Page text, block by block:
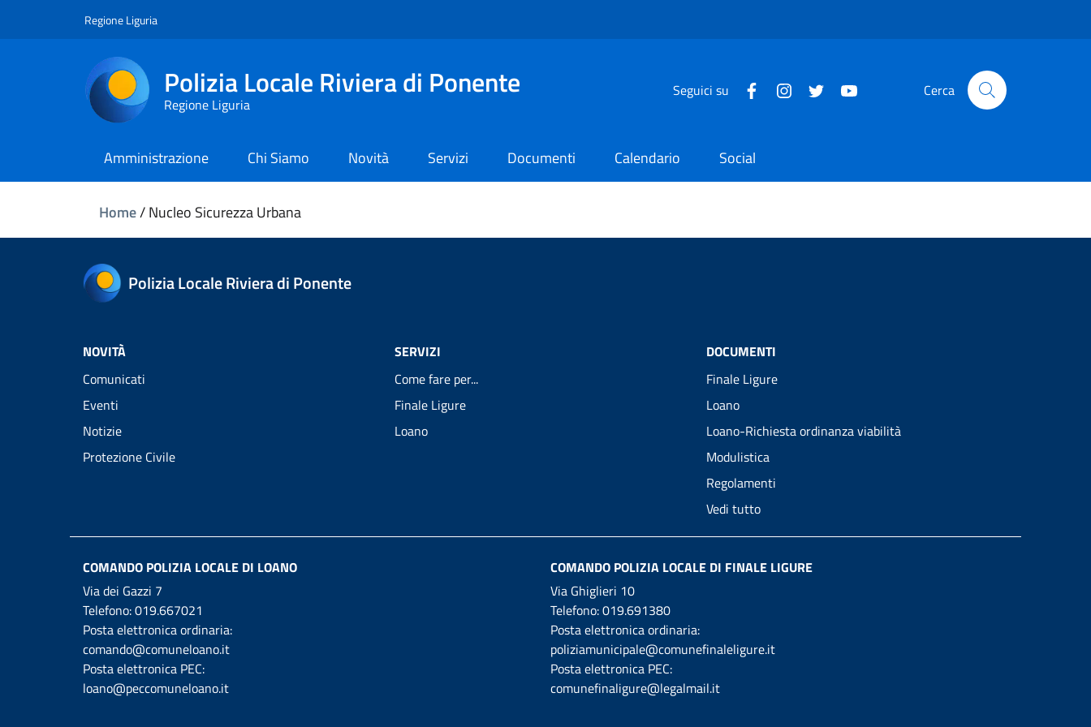
Regione Liguria
Polizia Locale Riviera di Ponente
Regione Liguria
Seguici su Cerca
Amministrazione Chi Siamo Novità Servizi Documenti Calendario Social
Home/Nucleo Sicurezza Urbana
Polizia Locale Riviera di Ponente
NOVITÀ
Comunicati
Eventi
Notizie
Protezione Civile
SERVIZI
Come fare per...
Finale Ligure
Loano
DOCUMENTI
Finale Ligure
Loano
Loano-Richiesta ordinanza viabilità
Modulistica
Regolamenti
Vedi tutto
COMANDO POLIZIA LOCALE DI LOANO
Via dei Gazzi 7
Telefono:019.667021
Posta elettronica ordinaria:
comando@comuneloano.it
Posta elettronica PEC:
loano@peccomuneloano.it
COMANDO POLIZIA LOCALE DI FINALE LIGURE
Via Ghiglieri 10
Telefono:019.691380
Posta elettronica ordinaria:
poliziamunicipale@comunefinaleligure.it
Posta elettronica PEC:
comunefinaligure@legalmail.it